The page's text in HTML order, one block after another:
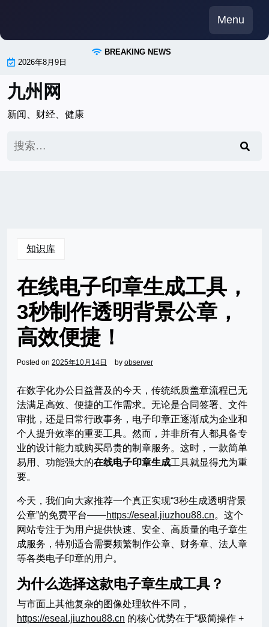
content
Menu
BREAKING NEWS
2026年8月9日
九州网
新闻、财经、健康
索：
知识库
在线电子印章生成工具，
3秒制作透明背景公章，
高效便捷！
Posted on 2025年10月14日 by observer
在数字化办公日益普及的今天，传统纸质盖章流程已无
法满足高效、便捷的工作需求。无论是合同签署、文件
审批，还是日常行政事务，电子印章正逐渐成为企业和
个人提升效率的重要工具。然而，并非所有人都具备专
业的设计能力或购买昂贵的制章服务。这时，一款简单
易用、功能强大的在线电子印章生成工具就显得尤为重
要。
今天，我们向大家推荐一个真正实现“3秒生成透明背景
公章”的免费平台——https://eseal.jiuzhou88.cn。这个
网站专注于为用户提供快速、安全、高质量的电子章生
成服务，特别适合需要频繁制作公章、财务章、法人章
等各类电子印章的用户。
为什么选择这款电子章生成工具？
与市面上其他复杂的图像处理软件不同，
https://eseal.jiuzhou88.cn 的核心优势在于“极简操作 +